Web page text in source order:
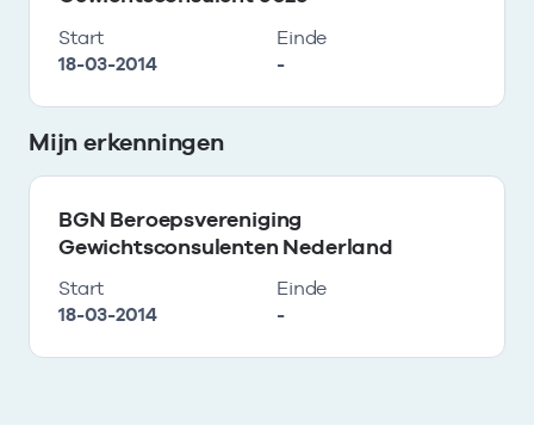
Start
18-03-2014
Einde
-
Mijn erkenningen
BGN Beroepsvereniging
Gewichtsconsulenten Nederland
Start
18-03-2014
Einde
-